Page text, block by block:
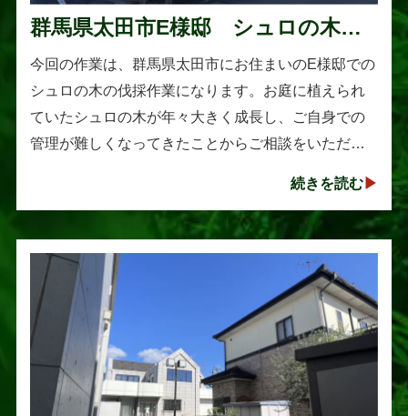
群馬県太田市E様邸 シュロの木の
伐採作業
今回の作業は、群馬県太田市にお住まいのE様邸での
シュロの木の伐採作業になります。お庭に植えられ
ていたシュロの木が年々大きく成長し、ご自身での
管理が難しくなってきたことからご相談をいただき
続きを読む